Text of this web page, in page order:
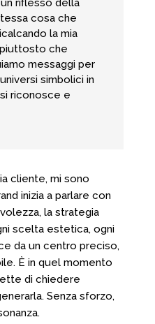
riflesso della
cosa che
la mia
che
messaggi per
simbolici in
riconosce e
cliente, mi sono
inizia a parlare con
la strategia
scelta estetica, ogni
da un centro preciso,
È in quel momento
di chiedere
Senza sforzo,